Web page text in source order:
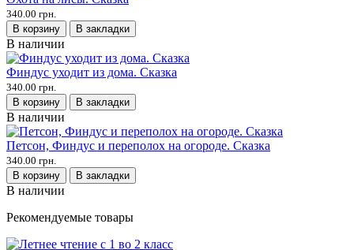
340.00 грн.
В корзину
В закладки
В наличии
Финдус уходит из дома. Сказка
340.00 грн.
В корзину
В закладки
В наличии
Петсон, Финдус и переполох на огороде. Сказка
340.00 грн.
В корзину
В закладки
В наличии
Рекомендуемые товары